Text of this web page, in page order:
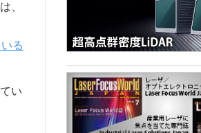
、
る
い